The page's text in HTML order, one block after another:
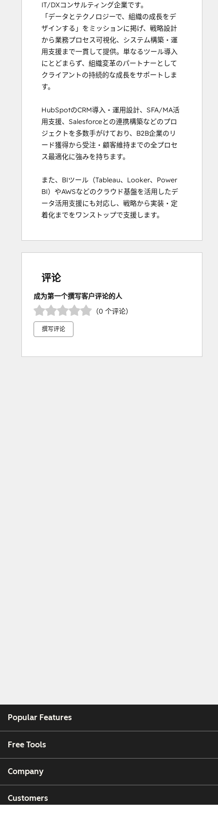
IT/DXコンサルティング企業です。
「データとテクノロジーで、組織の成長をデ
ザインする」をミッションに掲げ、戦略設計
から業務プロセス可視化、システム構築・運
用支援まで一貫して提供。単なるツール導入
にとどまらず、組織変革のパートナーとして
クライアントの持続的な成長をサポートしま
す。
HubSpotのCRM導入・運用設計、SFA/MA活
用支援、Salesforceとの連携構築などのプロ
ジェクトを多数手がけており、B2B企業のリ
ード獲得から受注・顧客維持までの全プロセ
ス最適化に強みを持ちます。
また、BIツール（Tableau、Looker、Power
BI）やAWSなどのクラウド基盤を活用したデ
ータ活用支援にも対応し、戦略から実装・定
着化までをワンストップで支援します。
评论
成为第一个撰写客户评论的人
（0 个评论）
撰写评论
Popular Features
Free Tools
Company
Customers